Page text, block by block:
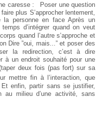
caresse : Poser une question
plus S’approcher lentement,
la personne en face Après un
d’intégrer quand on veut
quand l’autre s’approche et
Dire ”oui, mais...” et poser des
la redirection, c’est à dire
à un endroit souhaité pour une
deux fois (pas fort) sur sa
mettre fin à l’interaction, que
Et enfin, partir sans se justifier,
au milieu d’une activité, sans